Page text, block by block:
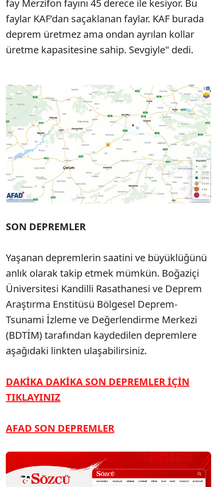
fay Merzifon fayını 45 derece ile kesiyor. Bu
faylar KAF’dan saçaklanan faylar. KAF burada
deprem üretmez ama ondan ayrılan kollar
üretme kapasitesine sahip. Sevgiyle" dedi.
SON DEPREMLER
Yaşanan depremlerin saatini ve büyüklüğünü
anlık olarak takip etmek mümkün. Boğaziçi
Üniversitesi Kandilli Rasathanesi ve Deprem
Araştırma Enstitüsü Bölgesel Deprem-
Tsunami İzleme ve Değerlendirme Merkezi
(BDTİM) tarafından kaydedilen depremlere
aşağıdaki linkten ulaşabilirsiniz.
DAKİKA DAKİKA SON DEPREMLER İÇİN
TIKLAYINIZ
AFAD SON DEPREMLER